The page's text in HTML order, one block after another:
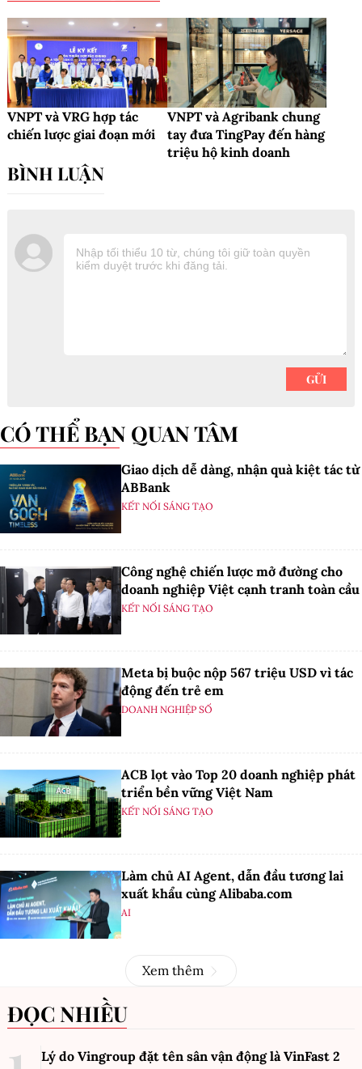
VNPT và VRG hợp tác
chiến lược giai đoạn mới
VNPT và Agribank chung
tay đưa TingPay đến hàng
triệu hộ kinh doanh
CÓ THỂ BẠN QUAN TÂM
Giao dịch dễ dàng, nhận quà kiệt tác từ
ABBank
KẾT NỐI SÁNG TẠO
Công nghệ chiến lược mở đường cho
doanh nghiệp Việt cạnh tranh toàn cầu
KẾT NỐI SÁNG TẠO
Meta bị buộc nộp 567 triệu USD vì tác
động đến trẻ em
DOANH NGHIỆP SỐ
ACB lọt vào Top 20 doanh nghiệp phát
triển bền vững Việt Nam
KẾT NỐI SÁNG TẠO
Làm chủ AI Agent, dẫn đầu tương lai
xuất khẩu cùng Alibaba.com
AI
Xem thêm
ĐỌC NHIỀU
Lý do Vingroup đặt tên sân vận động là VinFast 2